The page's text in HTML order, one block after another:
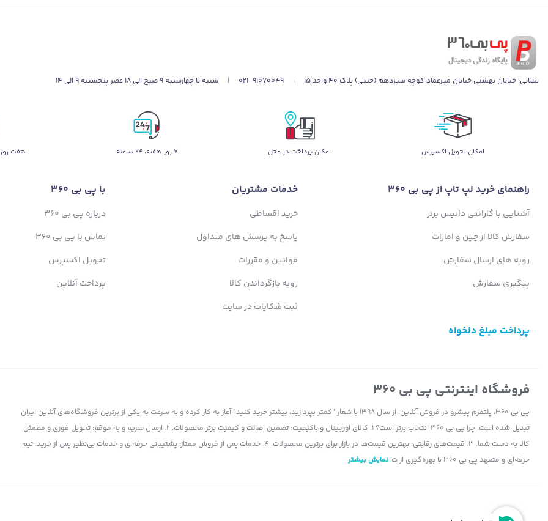
نشانی: خیابان بهشتی خیابان میرعماد کوچه سیزدهم (جنتی) پلاک ۴۰ واحد ۱۵ |
021-91070049
| شنبه تا چهارشنبه 9 صبح الی 18 عصر پنجشنبه 9 الی 14
اﻣﮑﺎن ﺗﺤﻮﯾﻞ اﮐﺴﭙﺮس امکان پرداخت در محل ۷ روز ﻫﻔﺘﻪ، ۲۴ ﺳﺎﻋﺘﻪ هفت روز
راهنمای خرید لپ تاپ از پی بی 360
آشنایی با گارانتی داتیس برتر
سفارش کالا از چین و امارات
رویه های ارسال سفارش
پیگیری سفارش
خدمات مشتریان
خرید اقساطی
پاسخ به پرسش های متداول
قوانین و مقررات
رویه بازگرداندن کالا
ثبت شکایات در سایت
با پی بی 360
درباره پی بی 360
تماس با پی بی 360
تحویل اکسپرس
پرداخت آنلاین
پرداخت مبلغ دلخواه
فروشگاه اینترنتی پی بی 360
پی بی 360، پلتفرم پیشرو در فروش آنلاین، از سال 1398 با شعار "کمتر بپردازید، بیشتر خرید کنید" آغاز به کار کرده و به سرعت به یکی از برترین فروشگاه‌های آنلاین ایران
تبدیل شده است. چرا پی بی 360 انتخاب برتر است؟ 1. کالای اورجینال و باکیفیت: تضمین اصالت و کیفیت برتر محصولات. 2. ارسال سریع و به موقع: تحویل فوری و مطمئن
کالا به دست شما. 3. قیمت‌های رقابتی: بهترین قیمت‌ها در بازار برای برترین محصولات. 4. خدمات پس از فروش ممتاز: پشتیبانی حرفه‌ای و خدمات بی‌نظیر پس از خرید. تیم
حرفه‌ای و متعهد پی بی 360 با بهره‌گیری از ت
نمایش بیشتر